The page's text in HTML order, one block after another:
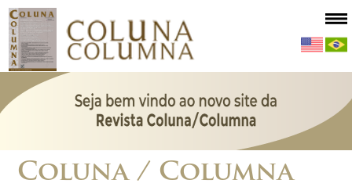
Coluna / Columna